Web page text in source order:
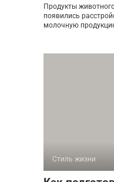
Продукты
появились
молочную
Стиль жизни